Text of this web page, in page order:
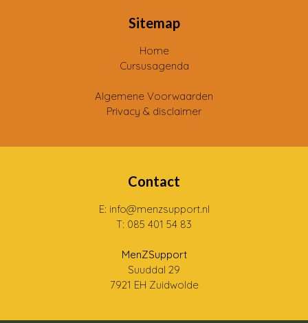
Sitemap
Home
Cursusagenda
Algemene Voorwaarden
Privacy & disclaimer
Contact
E: info@menzsupport.nl
T: 085 401 54 83
MenZSupport
Suuddal 29
7921 EH Zuidwolde